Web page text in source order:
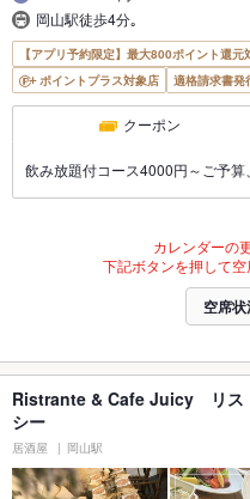
岡山駅徒歩4分｡
【アプリ予約限定】最大800ポイント還元
ポイントプラス対象店
適格請求書発
クーポン
飲み放題付コース4000円～ご予算
カレンダーの
下記ボタンを押して空
空席
Ristrante & Cafe Juicy リス
シー
居酒屋 岡山駅